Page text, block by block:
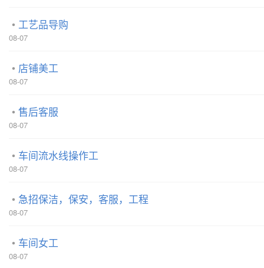
工艺品导购
08-07
店铺美工
08-07
售后客服
08-07
车间流水线操作工
08-07
急招保洁，保安，客服，工程
08-07
车间女工
08-07